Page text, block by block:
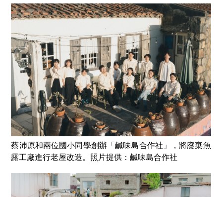
蔡沛原和兩位國小同學創辦「鹹味島合作社」，將廢棄魚
露工廠進行老屋改造。照片提供：鹹味島合作社